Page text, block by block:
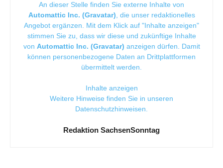
An dieser Stelle finden Sie externe Inhalte von
Automattic Inc. (Gravatar) , die unser redaktionelles
Angebot ergänzen. Mit dem Klick auf "Inhalte anzeigen"
stimmen Sie zu, dass wir diese und zukünftige Inhalte
von Automattic Inc. (Gravatar) anzeigen dürfen. Damit
können personenbezogene Daten an Drittplattformen
übermittelt werden.
Inhalte anzeigen
Weitere Hinweise finden Sie in unseren
Datenschutzhinweisen
Redaktion SachsenSonntag